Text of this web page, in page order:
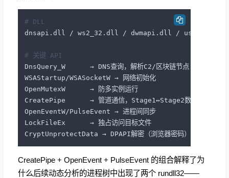
# DLL
dnsapi.dll / ws2_32.dll / dwmapi.dll / user32.dll
# 关键 API
DnsQuery_W      → DNS查询，解析C2/区块链节点
WSAStartup/WSASocketW → 网络初始化
OpenMutexW      → 防多实例运行
CreatePipe      → 管道通信，Stage1↔Stage2数据传递
OpenEventW/PulseEvent → 进程间同步
LockFileEx      → 独占访问目标文件
CreatePipe + OpenEvent + PulseEvent 的组合解释了为
什么后续动态分析的进程树中出现了两个 rundll32——